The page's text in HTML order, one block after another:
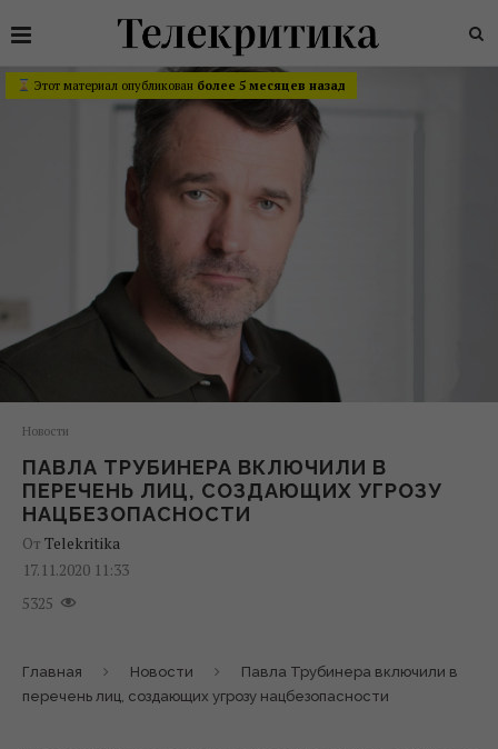
Этот материал опубликован более 5 месяцев назад
Новости
ПАВЛА ТРУБИНЕРА ВКЛЮЧИЛИ В
ПЕРЕЧЕНЬ ЛИЦ, СОЗДАЮЩИХ УГРОЗУ
НАЦБЕЗОПАСНОСТИ
От Telekritika
17.11.2020 11:33
5325
Главная Новости
Павла Трубинера включили в
перечень лиц, создающих угрозу нацбезопасности